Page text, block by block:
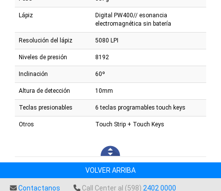
Lápiz
Digital PW400// esonancia
electromagnética sin batería
Resolución del lápiz 5080 LPI
Niveles de presión 8192
Inclinación 60º
Altura de detección 10mm
Teclas presionables 6 teclas programables touch keys
Otros Touch Strip + Touch Keys
VOLVER ARRIBA
Contactanos Call Center al (598) 2402 0000